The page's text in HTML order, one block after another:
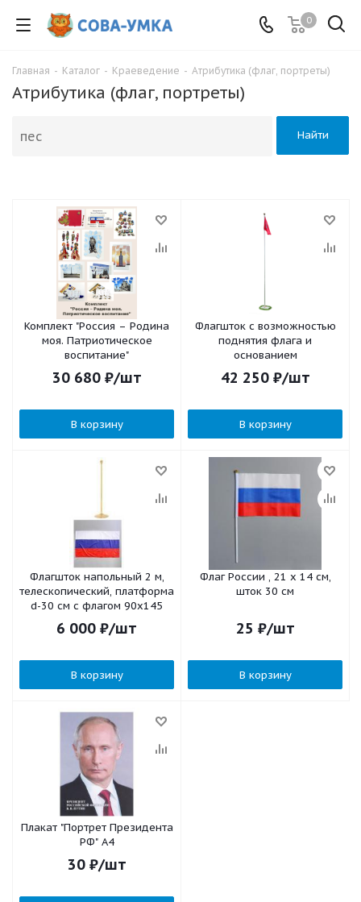
0
Главная - Каталог - Краеведение - Атрибутика (флаг, портреты)
Атрибутика (флаг, портреты)
Найти
Комплект "Россия – Родина
моя. Патриотическое
воспитание"
30 680₽/шт
В корзину
Флагшток с возможностью
поднятия флага и
основанием
42 250₽/шт
В корзину
Флагшток напольный 2 м,
телескопический, платформа
d-30 см с флагом 90х145
6 000 ₽/шт
В корзину
Флаг России , 21 х 14 см,
шток 30 см
25 ₽/шт
В корзину
Плакат "Портрет Президента
РФ" А4
30₽/шт